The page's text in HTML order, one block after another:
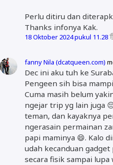
Perlu ditiru dan
Thanks infonya Kak.
18 Oktober 2024 pukul 11.28
fanny Nila (dcatqueen.com)
Dec ini aku tuh ke
Pengeen sih bisa
Cuma masih belum
ngejar trip yg lain juga
teman, dan kayaknya
ngerasain permainan
papi maminya 😄. Kalo
udah kecanduan
secara fisik sampai lupa